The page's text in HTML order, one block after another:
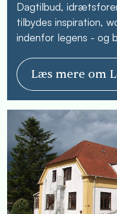
Dagtilbud,
tilbydes inspiration,
indenfor legens - og
Læs mere om